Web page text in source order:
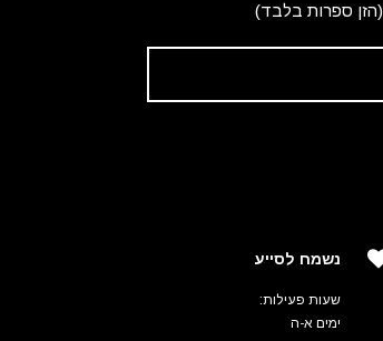
(הזן ספרות בלבד)
נשמח לסייע
שעות פעילות:
ימים א-ה